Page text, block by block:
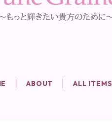
ABOUT ALL ITEMS